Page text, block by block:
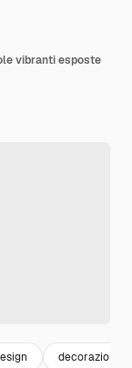
vibranti esposte
decorazione